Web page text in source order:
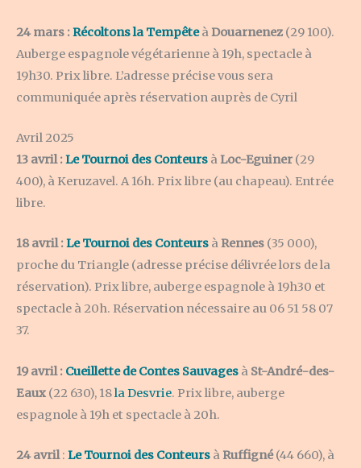
24 mars :Récoltons la Tempêteà Douarnenez (29 100).
Auberge espagnole végétarienne à 19h, spectacle à
19h30. Prix libre. L’adresse précise vous sera
communiquée après réservation auprès de Cyril
Avril 2025
13 avril :Le Tournoi des Conteurs àLoc-Eguiner (29
400), à Keruzavel. A 16h. Prix libre (au chapeau). Entrée
libre.
18 avril :Le Tournoi des Conteurs àRennes (35 000),
proche du Triangle (adresse précise délivrée lors de la
réservation). Prix libre, auberge espagnole à 19h30 et
spectacle à 20h. Réservation nécessaire au 06 51 58 07
37.
19 avril : Cueillette de Contes Sauvages à St-André-des-
Eaux (22 630), 18la Desvrie. Prix libre, auberge
espagnole à 19h et spectacle à 20h.
24 avril: Le Tournoi des Conteurs àRuffigné(44 660), à